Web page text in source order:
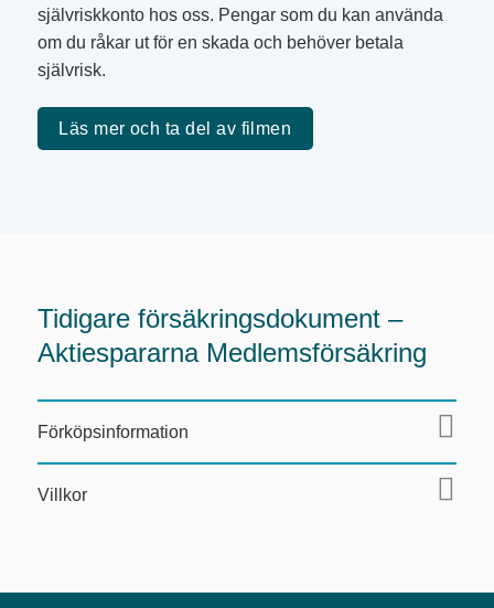
självriskkonto hos oss. Pengar som du kan använda
om du råkar ut för en skada och behöver betala
självrisk.
Läs mer och ta del av filmen
Tidigare försäkringsdokument –
Aktiespararna Medlemsförsäkring
Förköpsinformation
Villkor